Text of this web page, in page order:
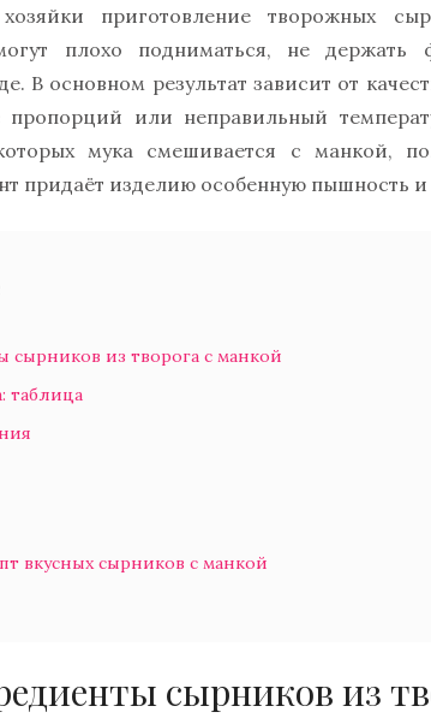
приготовление творожных
плохо подниматься, не держать
В основном результат зависит от
пропорций или неправильный
мука смешивается с манкой,
придаёт изделию особенную пышность и
сырников из творога с манкой
таблица
вкусных сырников с манкой
сырников из